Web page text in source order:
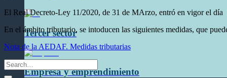
Tercer sector
Empresa y emprendimiento
El Real Decreto-Ley 11/2020, de 31 de MArzo, entró en vigor el día
En el ámbito tributario, se intoducen las siguientes medidas, que
Nota de la AEDAF. Medidas tributarias